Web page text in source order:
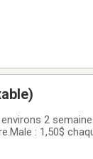
2
: 1,50$